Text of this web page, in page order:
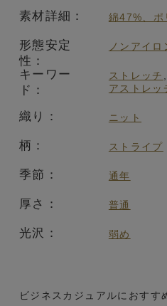
素材詳細： 綿47%、ポ
形態安定
性：
ノンアイロ
キーワー
ド：
ストレッチ
アストレッ
織り： ニット
柄： ストライプ
季節： 通年
厚さ： 普通
光沢： 弱め
ビジネスカジュアルにおすす